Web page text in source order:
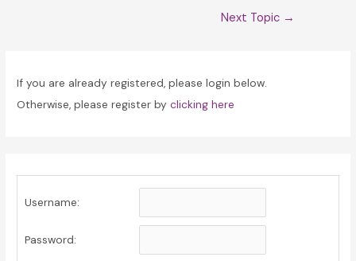
Next Topic →
If you are already registered, please login below.
Otherwise, please register byclicking here
Username:
Password: